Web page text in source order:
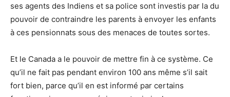
ses agents des Indiens et sa police sont investis par la du
pouvoir de contraindre les parents à envoyer les enfants
à ces pensionnats sous des menaces de toutes sortes.
Et le Canada a le pouvoir de mettre fin à ce système. Ce
qu’il ne fait pas pendant environ 100 ans même s’il sait
fort bien, parce qu’il en est informé par certains